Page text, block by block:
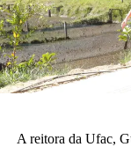
“Muito em breve
nosso lugar. Eu
crianças correndo e
Também
prefeito do campus,
A reitora da Ufac,